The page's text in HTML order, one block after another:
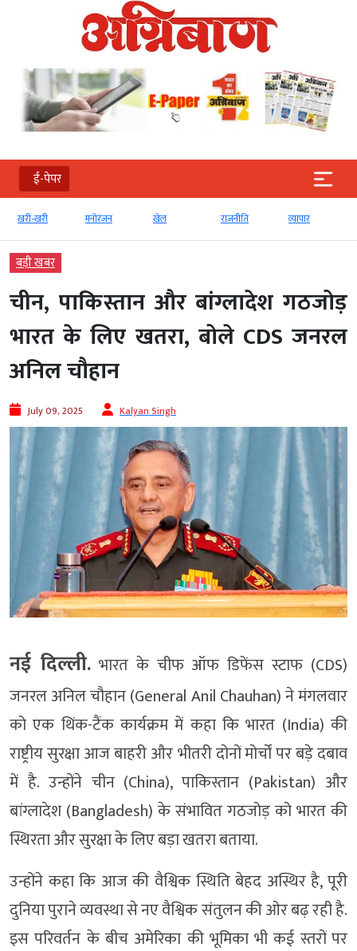
ई-पेपर
खरी-खरी मनोरंजन खेल राजनीति व्‍यापार
बड़ी खबर
चीन, पाकिस्तान और बांग्लादेश गठजोड़
भारत के लिए खतरा, बोले CDS जनरल
अनिल चौहान
July 09, 2025 Kalyan Singh
नई दिल्ली.भारत के चीफ ऑफ डिफेंस स्टाफ (CDS)
जनरल अनिल चौहान (General Anil Chauhan) ने मंगलवार
को एक थिंक-टैंक कार्यक्रम में कहा कि भारत (India) की
राष्ट्रीय सुरक्षा आज बाहरी और भीतरी दोनों मोर्चों पर बड़े दबाव
में है. उन्होंने चीन (China), पाकिस्तान (Pakistan) और
बांग्लादेश (Bangladesh) के संभावित गठजोड़ को भारत की
स्थिरता और सुरक्षा के लिए बड़ा खतरा बताया.
उन्होंने कहा कि आज की वैश्विक स्थिति बेहद अस्थिर है, पूरी
दुनिया पुराने व्यवस्था से नए वैश्विक संतुलन की ओर बढ़ रही है.
इस परिवर्तन के बीच अमेरिका की भूमिका भी कई स्तरों पर